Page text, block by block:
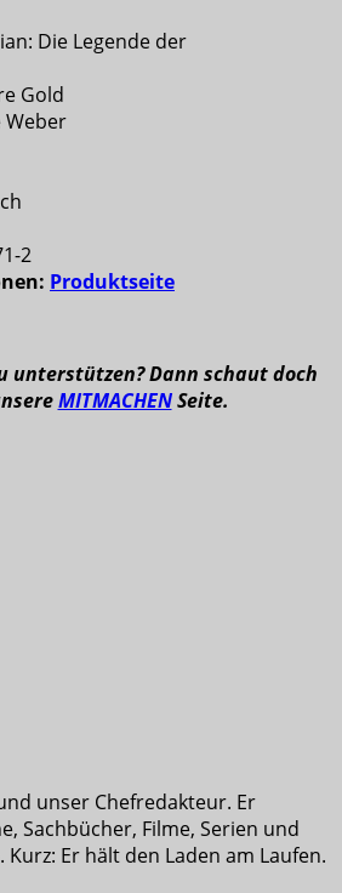
Die Legende der
Gold
Weber
2
Produktseite
unterstützen? Dann schaut doch
MITMACHENSeite.
unser Chefredakteur. Er
Sachbücher, Filme, Serien und
Er hält den Laden am Laufen.